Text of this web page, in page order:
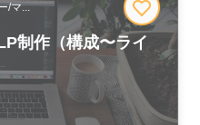
/マ...
制作（構成〜ライ